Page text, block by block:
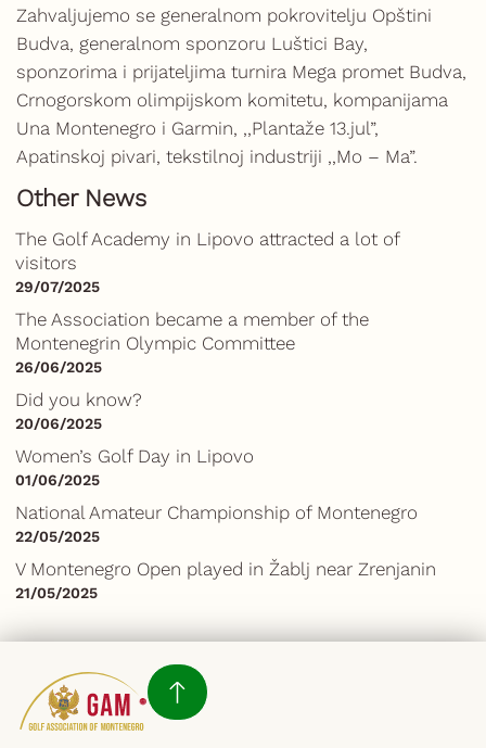
Zahvaljujemo se generalnom pokrovitelju Opštini
Budva, generalnom sponzoru Luštici Bay,
sponzorima i prijateljima turnira Mega promet Budva,
Crnogorskom olimpijskom komitetu, kompanijama
Una Montenegro i Garmin, ,,Plantaže 13.jul”,
Apatinskoj pivari, tekstilnoj industriji ,,Mo – Ma”.
Other News
The Golf Academy in Lipovo attracted a lot of
visitors
29/07/2025
The Association became a member of the
Montenegrin Olympic Committee
26/06/2025
Did you know?
20/06/2025
Women’s Golf Day in Lipovo
01/06/2025
National Amateur Championship of Montenegro
22/05/2025
V Montenegro Open played in Žablj near Zrenjanin
21/05/2025